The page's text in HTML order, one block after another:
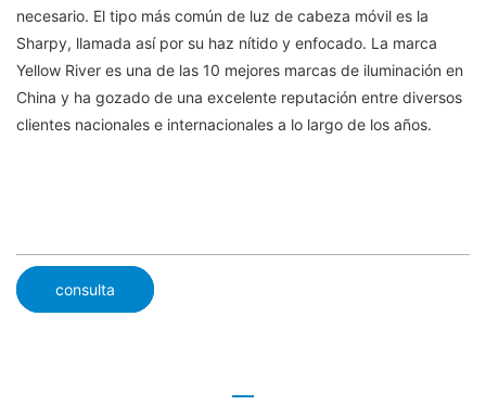
necesario. El tipo más común de luz de cabeza móvil es la
Sharpy, llamada así por su haz nítido y enfocado. La marca
Yellow River es una de las 10 mejores marcas de iluminación en
China y ha gozado de una excelente reputación entre diversos
clientes nacionales e internacionales a lo largo de los años.
consulta